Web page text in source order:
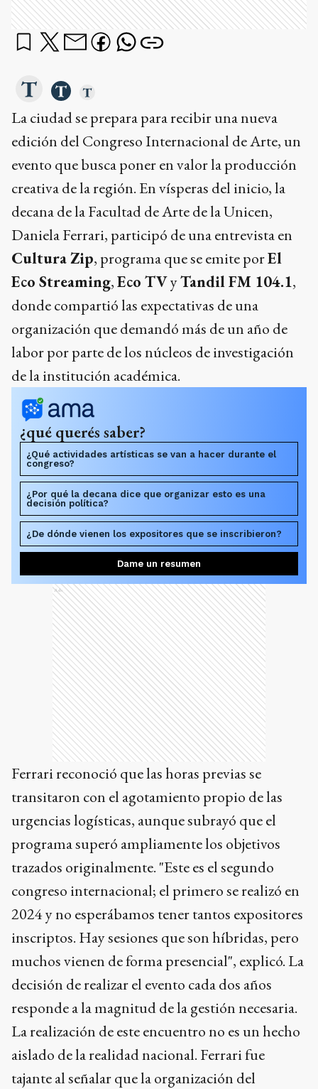
La ciudad se prepara para recibir una nueva
edición del Congreso Internacional de Arte, un
evento que busca poner en valor la producción
creativa de la región. En vísperas del inicio, la
decana de la Facultad de Arte de la Unicen,
Daniela Ferrari, participó de una entrevista en
Cultura Zip, programa que se emite porEl
Eco Streaming,Eco TVyTandil FM 104.1,
donde compartió las expectativas de una
organización que demandó más de un año de
labor por parte de los núcleos de investigación
de la institución académica.
¿qué querés saber?
¿Qué actividades artísticas se van a hacer durante el
congreso?
¿Por qué la decana dice que organizar esto es una
decisión política?
¿De dónde vienen los expositores que se inscribieron?
Dame un resumen
Ads
Ferrari reconoció que las horas previas se
transitaron con el agotamiento propio de las
urgencias logísticas, aunque subrayó que el
programa superó ampliamente los objetivos
trazados originalmente. "Este es el segundo
congreso internacional; el primero se realizó en
2024 y no esperábamos tener tantos expositores
inscriptos. Hay sesiones que son híbridas, pero
muchos vienen de forma presencial", explicó. La
decisión de realizar el evento cada dos años
responde a la magnitud de la gestión necesaria.
La realización de este encuentro no es un hecho
aislado de la realidad nacional. Ferrari fue
tajante al señalar que la organización del